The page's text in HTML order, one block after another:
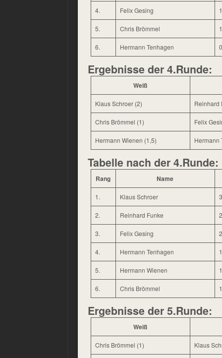
4. Felix Gesing
5. Chris Brömmel
6. Hermann Tenhagen
Ergebnisse der 4.Runde:
Weiß
Klaus Schroer (2) Reinhard
Chris Brömmel (1) Felix
Hermann Wienen (1,5) Hermann
Tabelle nach der 4.Runde:
Rang Name
1. Klaus Schroer
2. Reinhard Funke
3. Felix Gesing
4. Hermann Tenhagen
5. Hermann Wienen
6. Chris Brömmel
Ergebnisse der 5.Runde:
Weiß
Chris Brömmel (1) Klaus